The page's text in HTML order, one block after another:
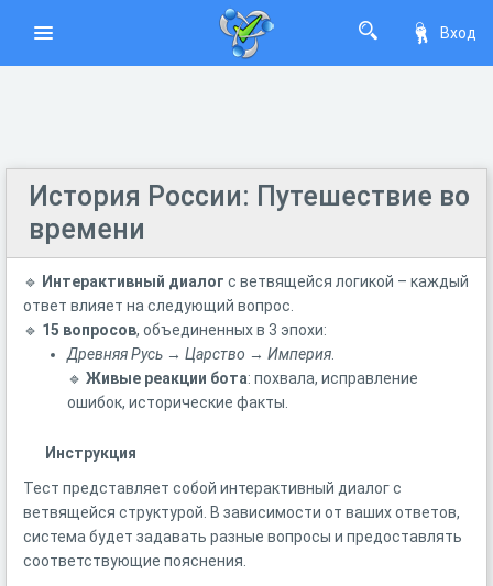
Вход
История России: Путешествие во
времени
🔹 Интерактивный диалог с ветвящейся логикой – каждый
ответ влияет на следующий вопрос.
🔹 15 вопросов, объединенных в 3 эпохи:
Древняя Русь → Царство → Империя
🔹 Живые реакции бота: похвала, исправление
ошибок, исторические факты.
Инструкция
Тест представляет собой интерактивный диалог с
ветвящейся структурой. В зависимости от ваших ответов,
система будет задавать разные вопросы и предоставлять
соответствующие пояснения.